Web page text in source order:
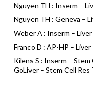
Nguyen TH : Inserm –
Nguyen TH : Geneva –
Weber A : Inserm – Liver
Franco D : AP-HP – Liver
Kilens S : Inserm – Stem
GoLiver – Stem Cell Res